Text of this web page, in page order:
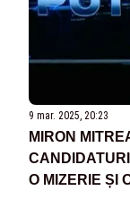
9 mar. 2025, 20:23
MIRON
O MIZERIE ȘI